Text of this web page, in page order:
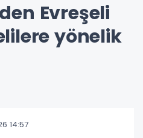
Evreşeli
yönelik
14:57